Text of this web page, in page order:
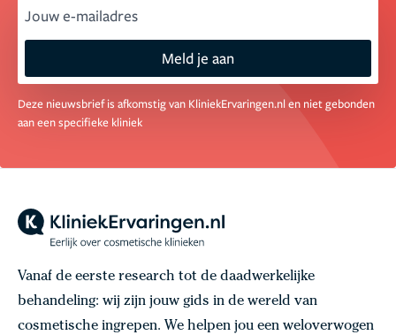
Meld je aan
Deze nieuwsbrief is afkomstig van KliniekErvaringen.nl en niet gebonden
aan een specifieke kliniek
Vanaf de eerste research tot de daadwerkelijke
behandeling: wij zijn jouw gids in de wereld van
cosmetische ingrepen. We helpen jou een weloverwogen